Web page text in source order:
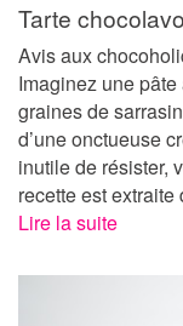
Tarte
Avis aux
Imaginez une
graines de
d’une onctueuse
inutile de résister,
recette est
Lire la suite